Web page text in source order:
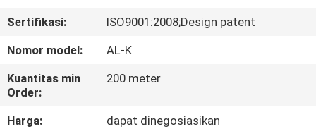
PABRIK
KONTROL
KUALITAS
Sertifikasi:
ISO9001:2008;Design patent
Nomor model:
AL-K
Kuantitas min
Order:
200 meter
Harga:
dapat dinegosiasikan